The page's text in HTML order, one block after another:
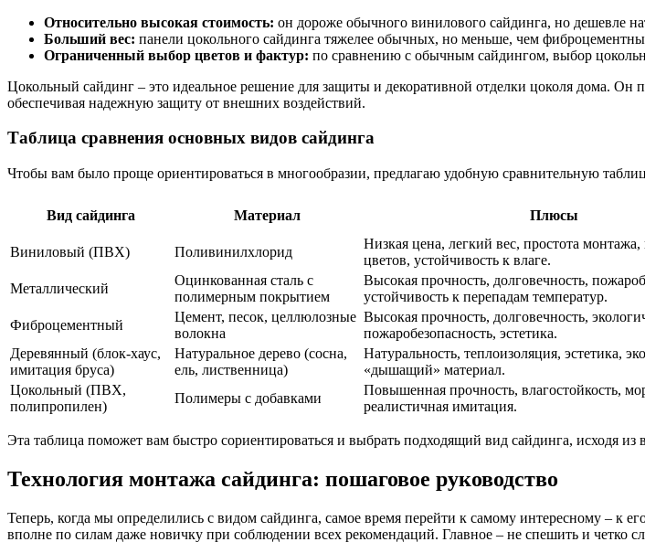
Относительно высокая стоимость: он дороже обычного винилового сайдинга, но дешевле
Больший вес: панели цокольного сайдинга тяжелее обычных, но меньше, чем
Ограниченный выбор цветов и фактур: по сравнению с обычным сайдингом, выбор
Цокольный сайдинг – это идеальное решение для защиты и декоративной отделки цоколя дома.
обеспечивая надежную защиту от внешних воздействий.
Таблица сравнения основных видов сайдинга
Чтобы вам было проще ориентироваться в многообразии, предлагаю удобную сравнительную
Вид сайдинга Материал Плюсы
Виниловый (ПВХ)
Поливинилхлорид
Низкая цена, легкий вес, простота
цветов, устойчивость к влаге.
Металлический
Оцинкованная сталь с
полимерным покрытием
Высокая прочность, долговечность,
устойчивость к перепадам температур.
Фиброцементный
Цемент, песок, целлюлозные
волокна
Высокая прочность, долговечность,
пожаробезопасность, эстетика.
Деревянный (блок-хаус,
имитация бруса)
Натуральное дерево (сосна,
ель, лиственница)
Натуральность, теплоизоляция, эстетика,
«дышащий» материал.
Цокольный (ПВХ,
полипропилен)
Полимеры с добавками
Повышенная прочность, влагостойкость,
реалистичная имитация.
Эта таблица поможет вам быстро сориентироваться и выбрать подходящий вид сайдинга, исходя
Технология монтажа сайдинга: пошаговое руководство
Теперь, когда мы определились с видом сайдинга, самое время перейти к самому интересному – к
вполне по силам даже новичку при соблюдении всех рекомендаций. Главное – не спешить и четко